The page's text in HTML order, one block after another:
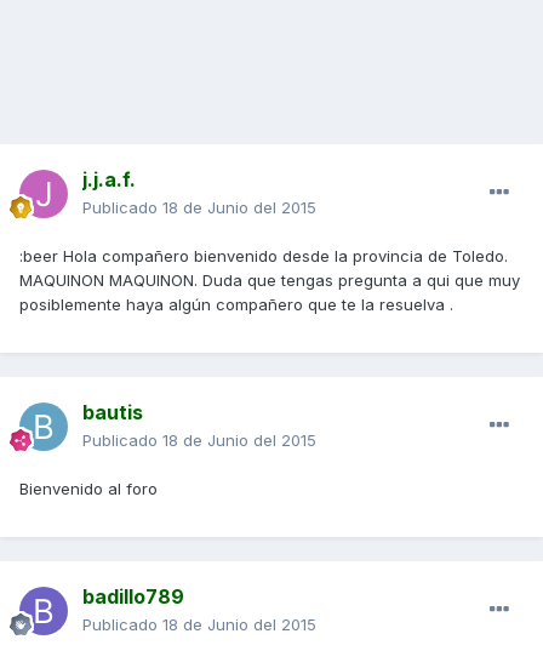
j.j.a.f.
Publicado 18 de Junio del 2015
:beer Hola compañero bienvenido desde la provincia de Toledo.
MAQUINON MAQUINON. Duda que tengas pregunta a qui que muy
posiblemente haya algún compañero que te la resuelva .
bautis
Publicado 18 de Junio del 2015
Bienvenido al foro
badillo789
Publicado 18 de Junio del 2015